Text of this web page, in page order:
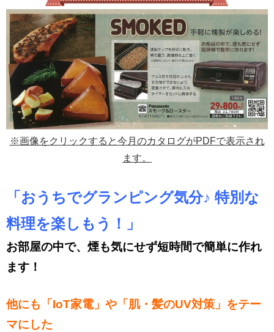
※画像をクリックすると今月のカタログがPDFで表示され
ます。
「おうちでグランピング気分♪ 特別な
料理を楽しもう！」
お部屋の中で、煙も気にせず短時間で簡単に作れ
ます！
他にも「IoT家電」や「肌・髪のUV対策」をテー
マにした